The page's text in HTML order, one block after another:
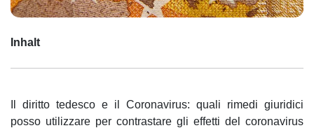
Inhalt
Il diritto tedesco e il Coronavirus: quali rimedi giuridici
posso utilizzare per contrastare gli effetti del coronavirus